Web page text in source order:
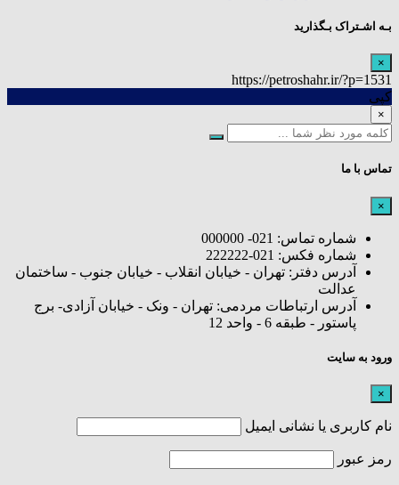
بـه اشـتراک بـگذارید
×
https://petroshahr.ir/?p=1531
کپی
×
تماس با ما
×
شماره تماس: 021- 000000
شماره فکس: 021-222222
آدرس دفتر: تهران - خیابان انقلاب - خیابان جنوب - ساختمان
عدالت
آدرس ارتباطات مردمی: تهران - ونک - خیابان آزادی- برج
پاستور - طبقه 6 - واحد 12
ورود به سایت
×
نام کاربری یا نشانی ایمیل
رمز عبور